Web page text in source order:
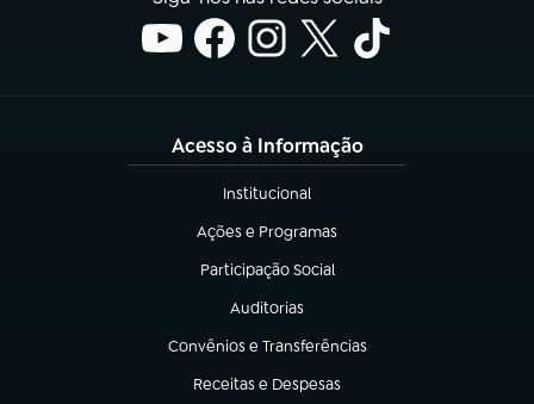
Acesso à Informação
Institucional
(abre em nova aba)
Ações e Programas
(abre em nova aba)
Participação Social
(abre em nova aba)
Auditorias
(abre em nova aba)
Convênios e Transferências
(abre em nova aba)
Receitas e Despesas
(abre em nova aba)